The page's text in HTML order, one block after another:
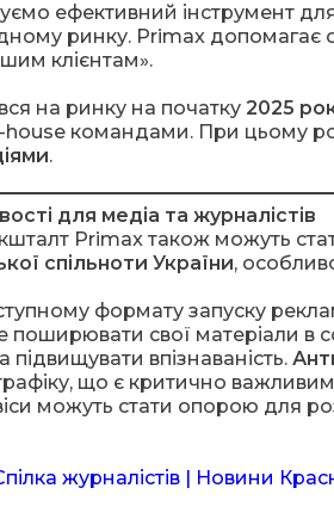
ефективний інструмент для
ринку. Primax допомагає
клієнтам».
на ринку на початку 2025
командами. При цьому
.
для медіа та журналістів
Primax також можуть
спільноти України,
формату запуску
поширювати свої матеріали в
підвищувати впізнаваність.
що є критично
можуть стати опорою для
журналістів | Новини